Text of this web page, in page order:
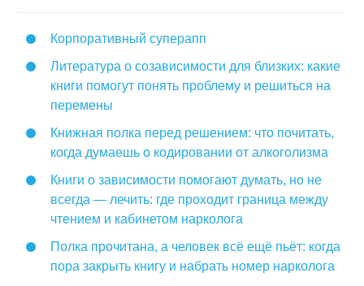
Корпоративный суперапп
Литература о созависимости для близких: какие
книги помогут понять проблему и решиться на
перемены
Книжная полка перед решением: что почитать,
когда думаешь о кодировании от алкоголизма
Книги о зависимости помогают думать, но не
всегда — лечить: где проходит граница между
чтением и кабинетом нарколога
Полка прочитана, а человек всё ещё пьёт: когда
пора закрыть книгу и набрать номер нарколога